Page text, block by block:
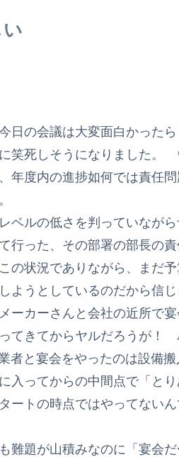
日の会議は大変面白かった
笑死しそうになりました。
年度内の進捗如何では責任
ベルの低さを判っていなが
行った、その部署の部長の
状況でありながら、まだ
ようとしているのだから信じ
ーカーさんと会社の近所で
てきてからヤルだろうが
者と宴会をやったのは設備
入ってからの中間点で「と
ートの時点ではやってない
難題が山積みなのに「宴会